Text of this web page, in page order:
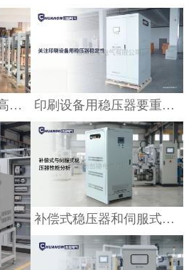
进口设备对电压要求高怎么办 印刷设备用稳压器要重点看什么
补偿式稳压器和伺服式稳压器哪个好
补偿式稳压器和伺服式
稳压器哪个好
查看详情
《三相稳压器怎么选容
量》
查看详情